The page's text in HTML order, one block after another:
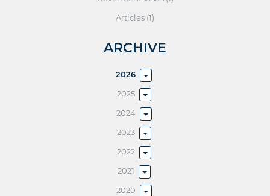
Articles (1)
ARCHIVE
2026
2025
2024
2023
2022
2021
2020